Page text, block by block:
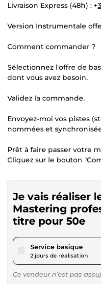
Livraison Express (48h) : +
Version Instrumentale
Comment commander ?
Sélectionnez l'offre de
dont vous avez besoin.
Validez la commande.
Envoyez-moi vos pistes
nommées et
Prêt à faire passer votre
Cliquez sur le bouton
Je vais réaliser
Mastering
titre pour 50e
Service basiquepour
2 jours de réalisation
Ce vendeur n’est pas